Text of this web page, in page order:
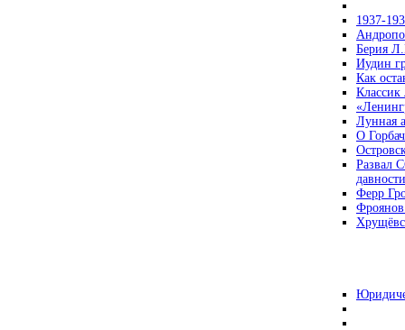
1937-
Берия
Иудин
Как
Лунная
О
Развал
давности
Ферр